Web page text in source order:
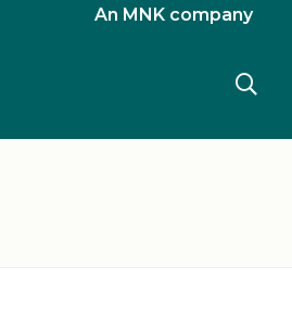
An MNK company